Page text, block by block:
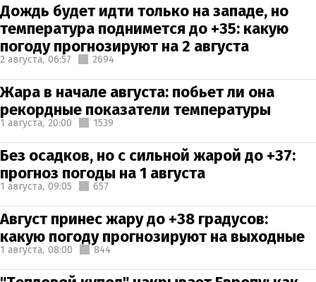
Дождь будет идти только на западе, но
температура поднимется до +35: какую
погоду прогнозируют на 2 августа
2 августа, 06:57 2694
Жара в начале августа: побьет ли она
рекордные показатели температуры
1 августа, 20:00 1539
Без осадков, но с сильной жарой до +37:
прогноз погоды на 1 августа
1 августа, 09:05 657
Август принес жару до +38 градусов:
какую погоду прогнозируют на выходные
1 августа, 08:00 844